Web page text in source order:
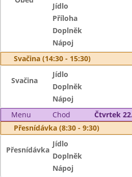
Jídlo
Příloha
Doplněk
Nápoj
Svačina (14:30 - 15:30)
Svačina
Jídlo
Doplněk
Nápoj
Menu
Chod
Čtvrtek
Přesnídávka (8:30 - 9:30)
Přesnídávka
Jídlo
Doplněk
Nápoj